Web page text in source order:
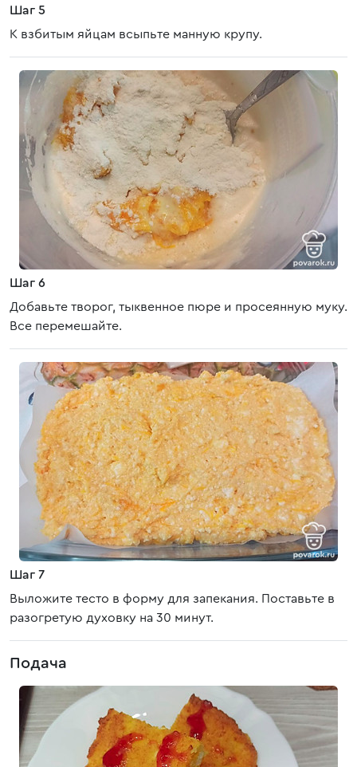
Шаг 5
К взбитым яйцам всыпьте манную крупу.
Шаг 6
Добавьте творог, тыквенное пюре и просеянную муку.
Все перемешайте.
Шаг 7
Выложите тесто в форму для запекания. Поставьте в
разогретую духовку на 30 минут.
Подача